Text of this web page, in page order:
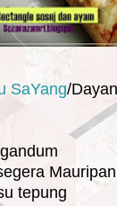
SaYang/
Mauripan
tepung